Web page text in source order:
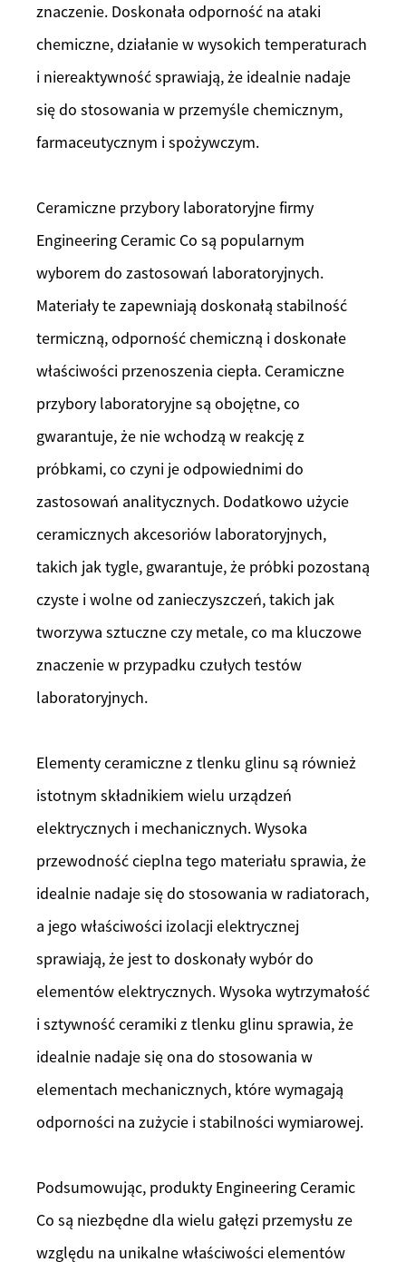
znaczenie. Doskonała odporność na ataki
chemiczne, działanie w wysokich temperaturach
i niereaktywność sprawiają, że idealnie nadaje
się do stosowania w przemyśle chemicznym,
farmaceutycznym i spożywczym.
Ceramiczne przybory laboratoryjne firmy
Engineering Ceramic Co są popularnym
wyborem do zastosowań laboratoryjnych.
Materiały te zapewniają doskonałą stabilność
termiczną, odporność chemiczną i doskonałe
właściwości przenoszenia ciepła. Ceramiczne
przybory laboratoryjne są obojętne, co
gwarantuje, że nie wchodzą w reakcję z
próbkami, co czyni je odpowiednimi do
zastosowań analitycznych. Dodatkowo użycie
ceramicznych akcesoriów laboratoryjnych,
takich jak tygle, gwarantuje, że próbki pozostaną
czyste i wolne od zanieczyszczeń, takich jak
tworzywa sztuczne czy metale, co ma kluczowe
znaczenie w przypadku czułych testów
laboratoryjnych.
Elementy ceramiczne z tlenku glinu są również
istotnym składnikiem wielu urządzeń
elektrycznych i mechanicznych. Wysoka
przewodność cieplna tego materiału sprawia, że ​​
idealnie nadaje się do stosowania w radiatorach,
a jego właściwości izolacji elektrycznej
sprawiają, że jest to doskonały wybór do
elementów elektrycznych. Wysoka wytrzymałość
i sztywność ceramiki z tlenku glinu sprawia, że ​​
idealnie nadaje się ona do stosowania w
elementach mechanicznych, które wymagają
odporności na zużycie i stabilności wymiarowej.
Podsumowując, produkty Engineering Ceramic
Co są niezbędne dla wielu gałęzi przemysłu ze
względu na unikalne właściwości elementów